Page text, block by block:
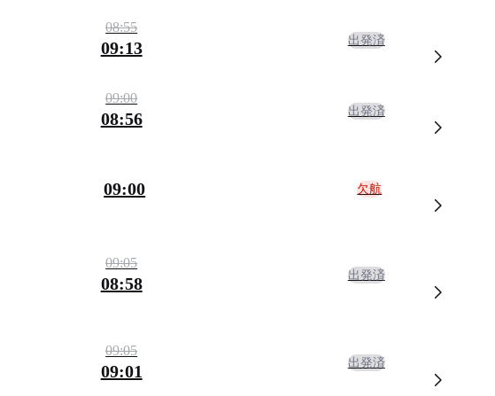
08:55
09:13 出発済
09:00
08:56 出発済
09:00 欠航
09:05
08:58 出発済
09:05
09:01 出発済